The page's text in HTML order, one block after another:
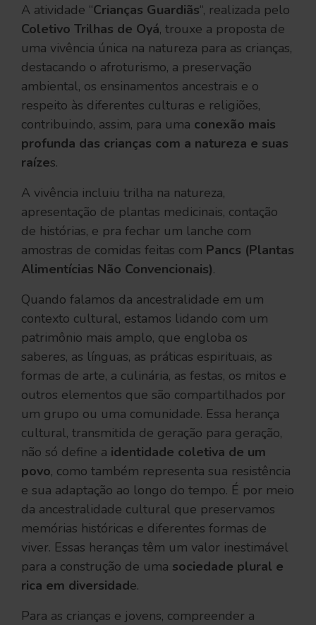
A atividade “Crianças Guardiãs“, realizada pelo
Coletivo Trilhas de Oyá, trouxe a proposta de
uma vivência única na natureza para as crianças,
destacando o afroturismo, a preservação
ambiental, os ensinamentos ancestrais e o
respeito às diferentes culturas e religiões,
contribuindo, assim, para uma conexão mais
profunda das crianças com a natureza e suas
raízes.
A vivência incluiu trilha na natureza,
apresentação de plantas medicinais, contação
de histórias, e pra fechar um lanche com
amostras de comidas feitas com Pancs (Plantas
Alimentícias Não Convencionais).
Quando falamos da ancestralidade em um
contexto cultural, estamos lidando com um
patrimônio mais amplo, que engloba os
saberes, as línguas, as práticas espirituais, as
formas de arte, a culinária, as festas, os mitos e
outros elementos que são compartilhados por
um grupo ou uma comunidade. Essa herança
cultural, transmitida de geração para geração,
não só define a identidade coletiva de um
povo, como também representa sua resistência
e sua adaptação ao longo do tempo. É por meio
da ancestralidade cultural que preservamos
memórias históricas e diferentes formas de
viver. Essas heranças têm um valor inestimável
para a construção de uma sociedade plural e
rica em diversidade.
Para as crianças e jovens, compreender a